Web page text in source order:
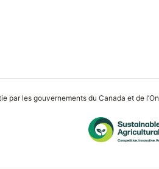
par les gouvernements du Canada et de